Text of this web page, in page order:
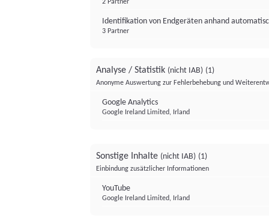
2 Partner
Identifikation von Endgeräten anhand
3 Partner
Analyse / Statistik (nicht IAB) (1)
Anonyme Auswertung zur Fehlerbehebung und
Google Analytics
Google Ireland Limited, Irland
Sonstige Inhalte (nicht IAB) (1)
Einbindung zusätzlicher Informationen
YouTube
Google Ireland Limited, Irland